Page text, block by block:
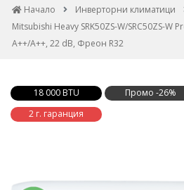
Начало Инверторни климатици
Mitsubishi Heavy SRK50ZS-W/SRC50ZS-W
A++/A++, 22 dB, Фреон R32
18 000 BTU
Промо -26%
2 г. гаранция